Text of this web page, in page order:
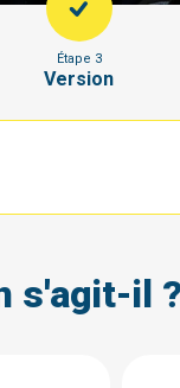
Étape 3
Version
s'agit-il